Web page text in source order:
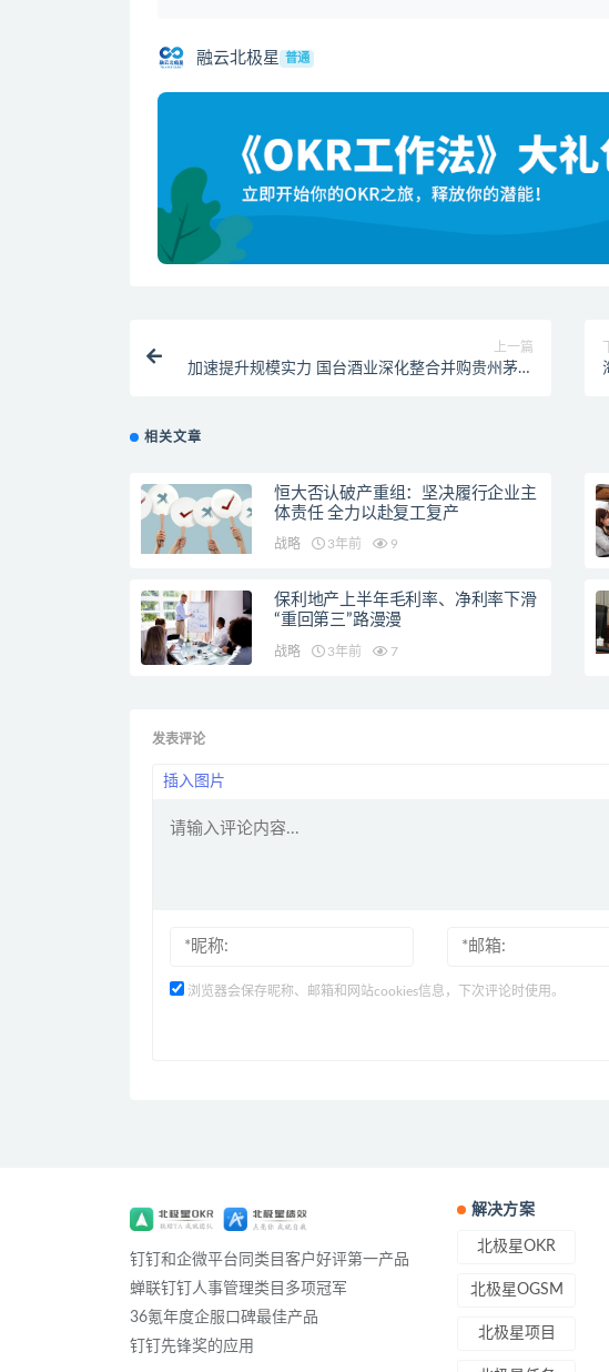
融云北极星 普通
上一篇
加速提升规模实力 国台酒业深化整合并购贵州茅源
相关文章
恒大否认破产重组：坚决履行企业主
体责任 全力以赴复工复产
战略 3年前 9
保利地产上半年毛利率、净利率下滑
“重回第三”路漫漫
战略 3年前 7
发表评论
插入图片
浏览器会保存昵称、邮箱和网站cookies信息，下次评论时使用。
钉钉和企微平台同类目客户好评第一产品
蝉联钉钉人事管理类目多项冠军
36氪年度企服口碑最佳产品
钉钉先锋奖的应用
解决方案
北极星OKR
北极星OGSM
北极星项目